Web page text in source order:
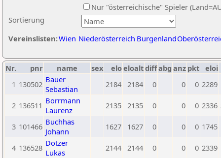
Sortierung
Nur "österreichische" Spieler
Vereinslisten:Wien Niederösterreich Burgenland
Nr. pnr name sex eloeloaltdiffabg anz pkt eloi
1 130502 Bauer
Sebastian
2184 2184 0 0 0 2289
2 136511 Borrmann
Laurenz
2135 2135 0 0 0 2336
3 101466 Buchhas
Johann
1627 1627 0 0 0 1745
4 136528 Dotzer
Lukas
2144 2144 0 0 0 2339